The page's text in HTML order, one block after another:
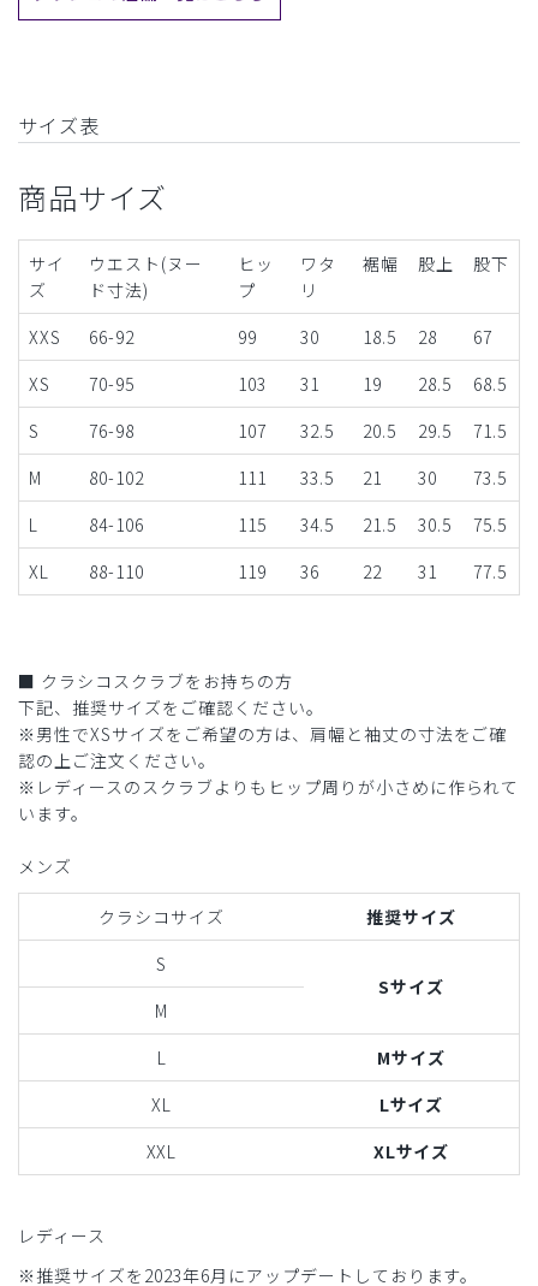
サイズ表
商品サイズ
サイ
ズ
ウエスト(ヌー
ド寸法)
ヒッ
プ
ワタ
リ
裾幅 股上 股下
XXS 66-92 99 30 18.5 28
67
XS
70-95 103 31 19 28.5
68.5
S
76-98 107 32.5 20.5 29.5
71.5
M
80-102 111 33.5 21 30
73.5
L
84-106 115 34.5 21.5 30.5
75.5
XL
88-110 119 36 22 31 77.5
■ クラシコスクラブをお持ちの方
下記、推奨サイズをご確認ください。
※男性でXSサイズをご希望の方は、肩幅と袖丈の寸法をご確
認の上ご注文ください。
※レディースのスクラブよりもヒップ周りが小さめに作られて
います。
メンズ
クラシコサイズ
推奨サイズ
S
Sサイズ
M
L
Mサイズ
XL
Lサイズ
XXL
XLサイズ
レディース
※推奨サイズを2023年6月にアップデートしております。